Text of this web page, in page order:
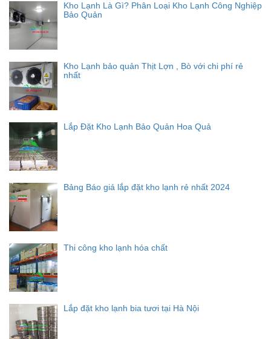
Kho Lạnh Là Gì? Phân Loại Kho Lạnh Công Nghiệp
Bảo Quản
Kho Lạnh bảo quản Thịt Lợn , Bò với chi phí rẻ
nhất
Lắp Đặt Kho Lạnh Bảo Quản Hoa Quả
Bảng Báo giá lắp đặt kho lạnh rẻ nhất 2024
Thi công kho lạnh hóa chất
Lắp đặt kho lạnh bia tươi tại Hà Nội